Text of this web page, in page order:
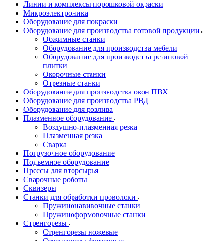
Линии и комплексы порошковой окраски
Микроэлектроника
Оборудование для покраски
Оборудование для производства готовой продукции
Обжимные станки
Оборудование для производства мебели
Оборудование для производства резиновой
плитки
Окорочные станки
Отрезные станки
Оборудование для производства окон ПВХ
Оборудование для производства РВД
Оборудование для розлива
Плазменное оборудование
Воздушно-плазменная резка
Плазменная резка
Сварка
Погрузочное оборудование
Подъемное оборудование
Прессы для вторсырья
Сварочные роботы
Сквизеры
Станки для обработки проволоки
Пружинонавивочные станки
Пружиноформовочные станки
Стренгорезы
Стренгорезы ножевые